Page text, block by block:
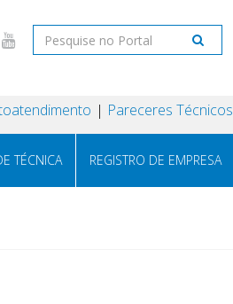
Pareceres Técnicos
TÉCNICA REGISTRO DE EMPRESA